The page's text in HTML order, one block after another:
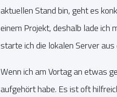
aktuellen Stand bin, geht es
einem Projekt, deshalb lade ich
starte ich die lokalen Server
Wenn ich am Vortag an etwas
aufgehört habe. Es ist oft